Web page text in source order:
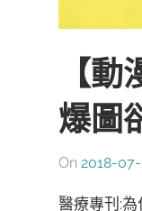
【
爆圖
On 2018-
醫療專刊: